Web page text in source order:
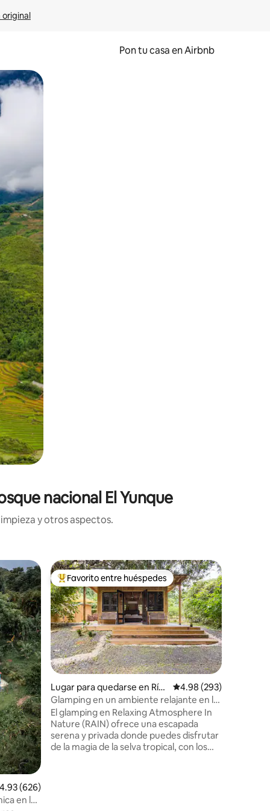
original
Pon tu casa en Airbnb
desliza el dedo.
nacional El Yunque
y otros aspectos.
promedio: 4.93 de 5, 626 reseñas
4.93 (626)
en la
Favorito entre huéspedes preferido
Favorito entre huéspedes
Lugar para quedarse en Río
Grande
Calificación promedio:
4.98 (293)
Glamping en un ambiente relajante en la
naturaleza
El glamping en Relaxing Atmosphere In
Nature (RAIN) ofrece una escapada
serena y privada donde puedes disfrutar
de la magia de la selva tropical, con los